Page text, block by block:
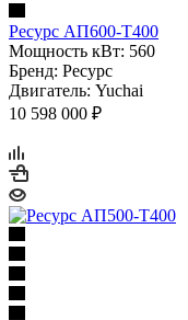
Ресурс АП600-Т400
Мощность кВт: 560
Бренд: Ресурс
Двигатель: Yuchai
10 598 000 ₽